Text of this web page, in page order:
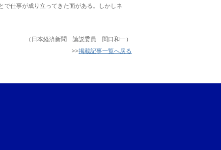
仕事が成り立ってきた面がある。しかしネ
（日本経済新聞 論説委員 関口和一）
>>掲載記事一覧へ戻る